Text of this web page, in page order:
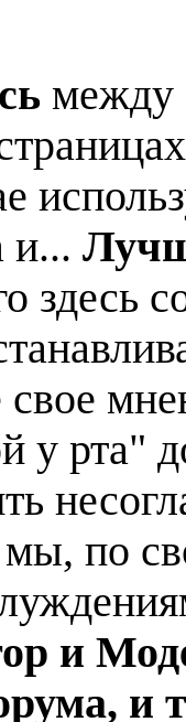
между
и...
здесь
свое
у рта"
мы, по
и
и